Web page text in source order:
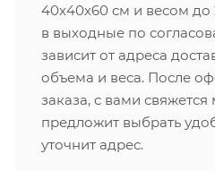
40х40х60 см и весом до
в выходные по
зависит от адреса
объема и веса. После
заказа, с вами
предложит выбрать
уточнит адрес.